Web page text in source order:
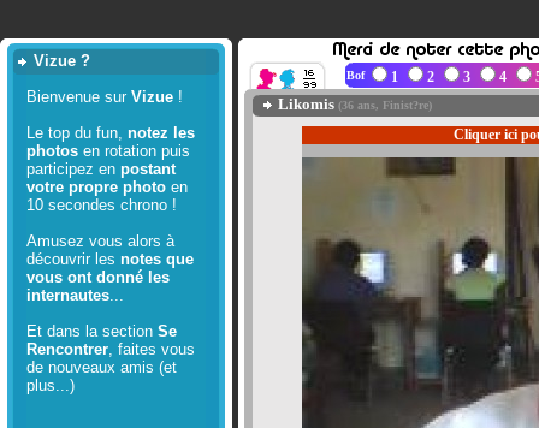
Vizue ?
Bienvenue sur Vizue !
Le top du fun, notez les
photos en rotation puis
participez en postant
votre propre photo en
10 secondes chrono !
Amusez vous alors à
découvrir les notes que
vous ont donné les
internautes...
Et dans la section Se
Rencontrer, faites vous
de nouveaux amis (et
plus...)
Bof 1 2 3 4
Likomis (36 ans, Finist?re)
Cliquer ici